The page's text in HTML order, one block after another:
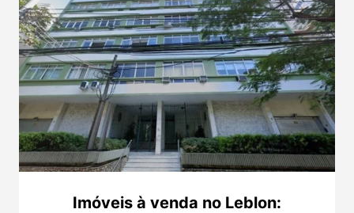
Imóveis à venda no Leblon: